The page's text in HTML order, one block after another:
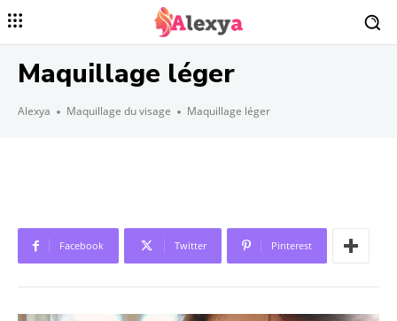
Maquillage léger
Alexya Maquillage du visage Maquillage léger
Facebook Twitter Pinterest